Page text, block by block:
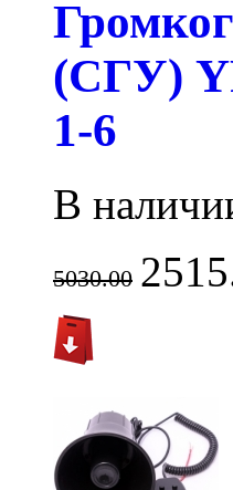
(СГУ)
1-6
В
5030.00